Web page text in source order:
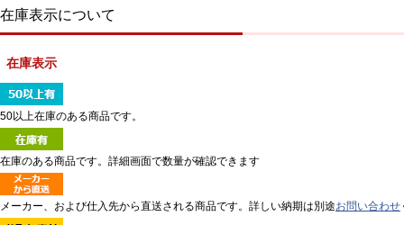
在庫表示について
在庫表示
50以上在庫のある商品です。
在庫のある商品です。詳細画面で数量が確認できます
メーカー、および仕入先から直送される商品です。詳しい納期は別途お問い合わせ